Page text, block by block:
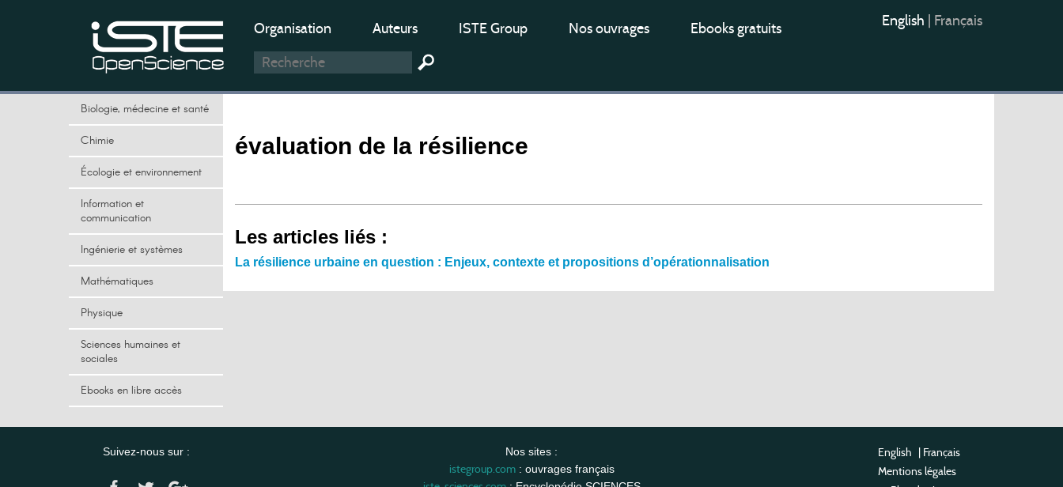
Organisation Auteurs ISTE Group Nos ouvrages Ebooks gratuits English Français
Biologie, médecine et santé
Chimie
Écologie et environnement
Information et
communication
Ingénierie et systèmes
Mathématiques
Physique
Sciences humaines et
sociales
Ebooks en libre accès
évaluation de la résilience
Les articles liés :
La résilience urbaine en question : Enjeux, contexte et propositions d’opérationnalisation
Suivez-nous sur : Nos sites :
istegroup.com: ouvrages français
English | Français
Mentions légales